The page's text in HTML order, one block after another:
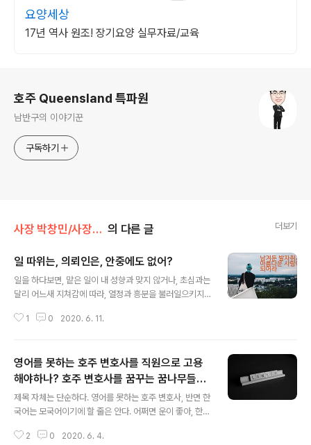
요양세상
17년 역사 원조! 장기요양 실무자료/교육
호주 Queensland 특파원
남반구의 이야기꾼
구독하기
사장 박창민/사장 생각 의 다른 글 더보기
일 따위는, 의뢰인은, 안중에도 없어?
일을 하다보면, 맡은 일이 내 성향과 맞지 않거나, 초심과는
달리 어느새 지쳐감에 따라, 열정과 흥분을 불러일으키지
다. 나 역시 뒤돌아보면, 2012년, 첫 로펌을 그만둘 때, 그
다 더 많은걸 욕심내다가 주저앉게 된 것일지도 모르지만.
법무법인으로 전환한지 만 6년. 그 전 개인사무실까지 포
함한다면, 만 8년간의 로펌 경영을 해오고 있는듯 하다. 철
저한 분업을 통한 공동협업이다보니, 혼자서 모든걸 고민
하는 부담은 없었지만, 그 기간 사이에 정말 많은 직원들을
보아왔고, 경험한 듯 하다. 그 중 정말 다시는 만나고 싶지
1 0 2020. 6. 11.
영어를 못하는 호주 변호사를 직원으로 고용
해야하나? 호주 변호사를 꿈꾸는 꿈나무들에
게
제목 자체는 단순하다. 영어를 못하는 호주 변호사, 반면 한
국어는 모국어이기에 할 줄은 안다. 어쩌면 운이 좋아, 한국
지 그런 직원을 보지 못했다. 영어를 못하면, 한국말도 말만
2 0 2020. 6. 4.